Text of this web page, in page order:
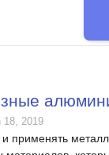
18, 2019
и применять